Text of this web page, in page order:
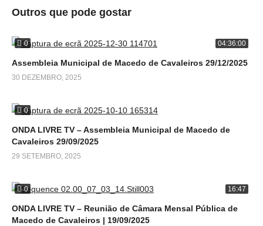
Outros que pode gostar
0 04:36:00
Assembleia Municipal de Macedo de Cavaleiros 29/12/2025
30 DEZEMBRO, 2025
0
ONDA LIVRE TV – Assembleia Municipal de Macedo de
Cavaleiros 29/09/2025
29 SETEMBRO, 2025
0 16:47
ONDA LIVRE TV – Reunião de Câmara Mensal Pública de
Macedo de Cavaleiros | 19/09/2025